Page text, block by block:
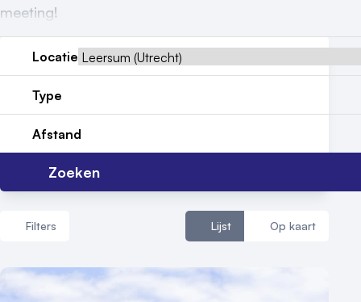
Nieuws
Reviews (5⭐️)
Contact
meeting!
Locatie
Type
Afstand
Zoeken
Filters Lijst Op kaart
Aantal zalen